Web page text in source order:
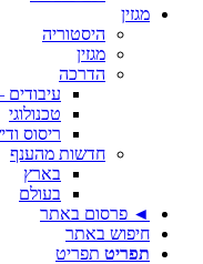
מגזין
היסטוריה
מגזין
הדרכה
טכנולוגי
ריסוס
חדשות מהענף
בארץ
בעולם
◄ פרסום באתר
חיפוש באתר
תפריט תפריט